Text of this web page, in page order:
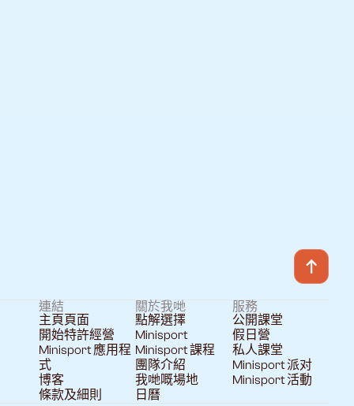
連結
主頁頁面
開始特許經營
Minisport 應用程
式
博客
條款及細則
關於我哋
點解選擇
Minisport
Minisport 課程
團隊介紹
我哋嘅場地
日曆
服務
公開課堂
假日營
私人課堂
Minisport 派对
Minisport 活動